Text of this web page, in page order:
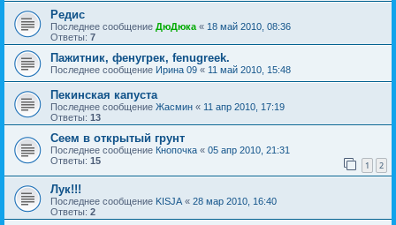
Редис
Последнее сообщение ДюДюка « 18 май 2010, 08:36
Ответы: 7
Пажитник, фенугрек, fenugreek.
Последнее сообщение Ирина 09 « 11 май 2010, 15:48
Пекинская капуста
Последнее сообщение Жасмин « 11 апр 2010, 17:19
Ответы: 13
Сеем в открытый грунт
Последнее сообщение Кнопочка « 05 апр 2010, 21:31
Ответы: 15 1 2
Лук!!!
Последнее сообщение KISJA « 28 мар 2010, 16:40
Ответы: 2